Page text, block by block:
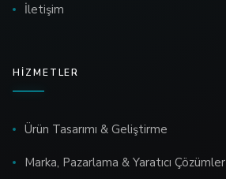
İletişim
HIZMETLER
Ürün Tasarımı & Geliştirme
Marka, Pazarlama & Yaratıcı Çözümler